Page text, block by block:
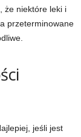
że niektóre leki i
przeterminowane
jeśli jest